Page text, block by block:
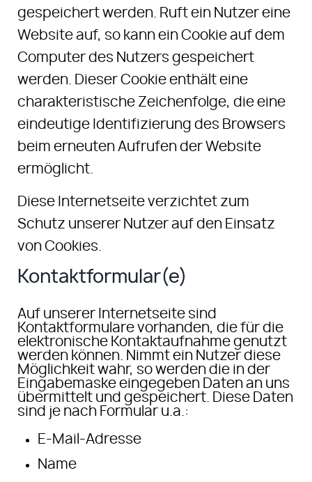
gespeichert werden. Ruft ein Nutzer eine
Website auf, so kann ein Cookie auf dem
Computer des Nutzers gespeichert
werden. Dieser Cookie enthält eine
charakteristische Zeichenfolge, die eine
eindeutige Identifizierung des Browsers
beim erneuten Aufrufen der Website
ermöglicht.
Diese Internetseite verzichtet zum
Schutz unserer Nutzer auf den Einsatz
von Cookies.
Kontaktformular(e)
Auf unserer Internetseite sind
Kontaktformulare vorhanden, die für die
elektronische Kontaktaufnahme genutzt
werden können. Nimmt ein Nutzer diese
Möglichkeit wahr, so werden die in der
Eingabemaske eingegeben Daten an uns
übermittelt und gespeichert. Diese Daten
sind je nach Formular u.a.:
E-Mail-Adresse
Name